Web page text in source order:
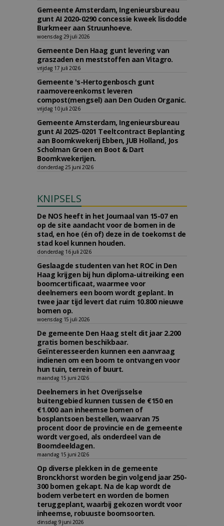
Gemeente Amsterdam, Ingenieursbureau
gunt AI 2020-0290 concessie kweek lisdodde
Burkmeer aan Struunhoeve.
woensdag 29 juli 2026
Gemeente Den Haag gunt levering van
graszaden en meststoffen aan Vitagro.
vrijdag 17 juli 2026
Gemeente 's-Hertogenbosch gunt
raamovereenkomst leveren
compost(mengsel) aan Den Ouden Organic.
vrijdag 10 juli 2026
Gemeente Amsterdam, Ingenieursbureau
gunt AI 2025-0201 Teeltcontract Beplanting
aan Boomkwekerij Ebben, JUB Holland, Jos
Scholman Groen en Boot & Dart
Boomkwekerijen.
donderdag 25 juni 2026
KNIPSELS
De NOS heeft in het Journaal van 15-07 en
op de site aandacht voor de bomen in de
stad, en hoe (én of) deze in de toekomst de
stad koel kunnen houden.
donderdag 16 juli 2026
Geslaagde studenten van het ROC in Den
Haag krijgen bij hun diploma-uitreiking een
boomcertificaat, waarmee voor
deelnemers een boom wordt geplant. In
twee jaar tijd levert dat ruim 10.800 nieuwe
bomen op.
woensdag 15 juli 2026
De gemeente Den Haag stelt dit jaar 2.200
gratis bomen beschikbaar.
Geïnteresseerden kunnen een aanvraag
indienen om een boom te ontvangen voor
hun tuin, terrein of buurt.
maandag 15 juni 2026
Deelnemers in het Overijsselse
buitengebied kunnen tussen de €150 en
€1.000 aan inheemse bomen of
bosplantsoen bestellen, waarvan 75
procent door de provincie en de gemeente
wordt vergoed, als onderdeel van de
Boomdeeldagen.
maandag 15 juni 2026
Op diverse plekken in de gemeente
Bronckhorst worden begin volgend jaar 250-
300 bomen gekapt. Na de kap wordt de
bodem verbetert en worden de bomen
teruggeplant, waarbij gekozen wordt voor
inheemse, robuuste boomsoorten.
dinsdag 9 juni 2026